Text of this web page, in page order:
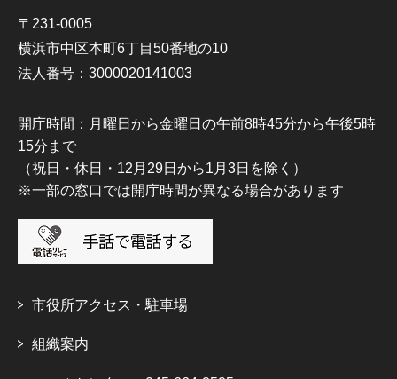
〒231-0005
横浜市中区本町6丁目50番地の10
法人番号：3000020141003
開庁時間：月曜日から金曜日の午前8時45分から午後5時
15分まで
（祝日・休日・12月29日から1月3日を除く）
※一部の窓口では開庁時間が異なる場合があります
市役所アクセス・駐車場
組織案内